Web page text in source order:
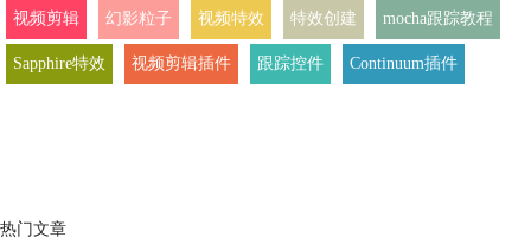
视频剪辑 幻影粒子 视频特效 特效创建 mocha跟踪教程
Sapphire特效 视频剪辑插件 跟踪控件 Continuum插件
热门文章